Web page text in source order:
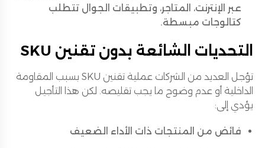
عبر الإنترنت، المتاجر، وتطبيقات الجوال تتطلب
كتالوجات مبسطة.
التحديات الشائعة بدون تقنين SKU
تؤجل العديد من الشركات عملية تقنين SKU بسبب المقاومة
الداخلية أو عدم وضوح ما يجب تقليصه. لكن هذا التأجيل
يؤدي إلى:
فائض من المنتجات ذات الأداء الضعيف